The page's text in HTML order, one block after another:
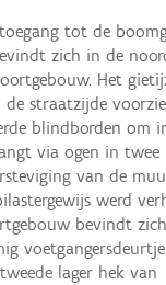
tot de
zich in de
Het
de straatzijde
blindborden om
via ogen in twee
van de
werd
bevindt
lager hek van